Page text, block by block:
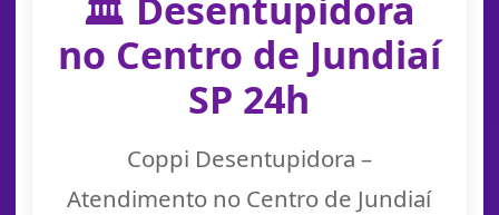
no Centro de Jundiaí
SP 24h
Coppi Desentupidora –
Atendimento no Centro de Jundiaí